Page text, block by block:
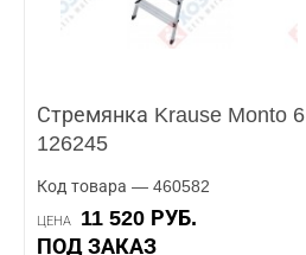
Стремянка Krause Monto
126245
Код товара — 460582
ЦЕНА
11 520 РУБ.
ПОД ЗАКАЗ